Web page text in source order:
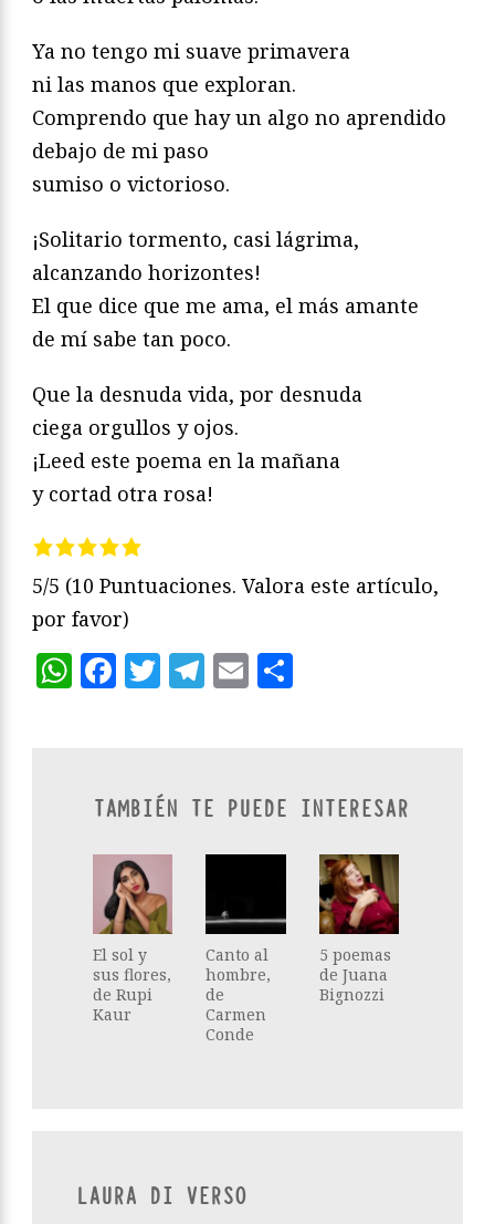
Ya no tengo mi suave primavera
ni las manos que exploran.
Comprendo que hay un algo no aprendido
debajo de mi paso
sumiso o victorioso.
¡Solitario tormento, casi lágrima,
alcanzando horizontes!
El que dice que me ama, el más amante
de mí sabe tan poco.
Que la desnuda vida, por desnuda
ciega orgullos y ojos.
¡Leed este poema en la mañana
y cortad otra rosa!
5/5 (10 Puntuaciones. Valora este artículo,
por favor)
WhatsApp
Facebook
Twitter
Telegram
Email
TAMBIÉN TE PUEDE INTERESAR
El sol y
sus flores,
de Rupi
Kaur
Canto al
hombre,
de
Carmen
Conde
5 poemas
de Juana
Bignozzi
LAURA DI VERSO